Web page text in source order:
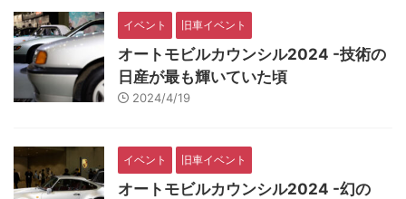
イベント 旧車イベント
オートモビルカウンシル2024 -技術の
日産が最も輝いていた頃
2024/4/19
イベント 旧車イベント
オートモビルカウンシル2024 -幻の